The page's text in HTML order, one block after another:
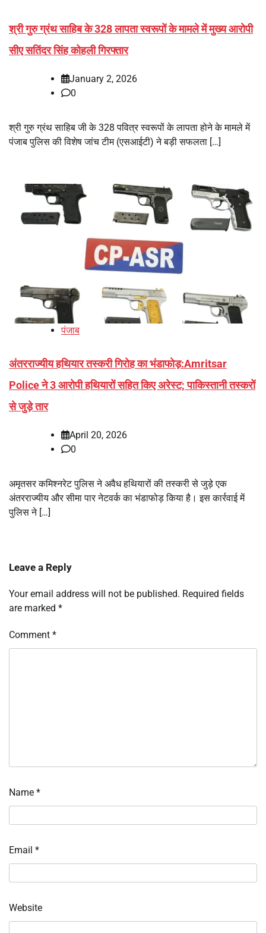
श्री गुरु ग्रंथ साहिब के 328 लापता स्वरूपों के मामले में मुख्य आरोपी
सीए सतिंदर सिंह कोहली गिरफ्तार
January 2, 2026
0
श्री गुरु ग्रंथ साहिब जी के 328 पवित्र स्वरूपों के लापता होने के मामले में
पंजाब पुलिस की विशेष जांच टीम (एसआईटी) ने बड़ी सफलता […]
पंजाब
अंतरराज्यीय हथियार तस्करी गिरोह का भंडाफोड़:Amritsar
Police ने 3 आरोपी हथियारों सहित किए अरेस्ट; पाकिस्तानी तस्करों
से जुड़े तार
April 20, 2026
0
अमृतसर कमिश्नरेट पुलिस ने अवैध हथियारों की तस्करी से जुड़े एक
अंतरराज्यीय और सीमा पार नेटवर्क का भंडाफोड़ किया है। इस कार्रवाई में
पुलिस ने […]
Leave a Reply
Your email address will not be published. Required fields
are marked *
Comment *
Name *
Email *
Website